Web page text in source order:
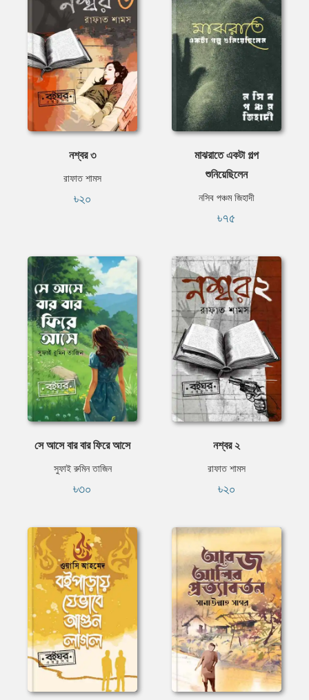
নশ্বর ৩
রাফাত শামস
৳২০
মাঝরাতে একটা গল্প
শুনিয়েছিলেন
নসিব পঞ্চম জিহাদী
৳৭৫
সে আসে বার বার ফিরে আসে
সুফাই রুমিন তাজিন
৳৩০
নশ্বর ২
রাফাত শামস
৳২০